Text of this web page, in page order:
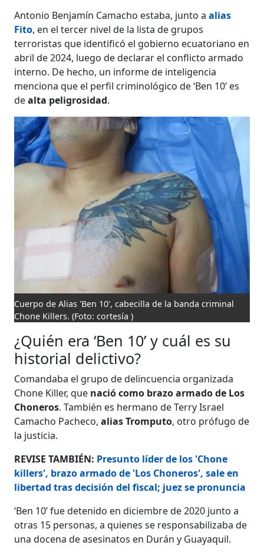
Antonio Benjamín Camacho estaba, junto a alias
Fito, en el tercer nivel de la lista de grupos
terroristas que identificó el gobierno ecuatoriano en
abril de 2024, luego de declarar el conflicto armado
interno. De hecho, un informe de inteligencia
menciona que el perfil criminológico de ‘Ben 10’ es
dealta peligrosidad.
Cuerpo de Alias 'Ben 10', cabecilla de la banda criminal
Chone Killers.(Foto: cortesía )
¿Quién era ‘Ben 10’ y cuál es su
historial delictivo?
Comandaba el grupo de delincuencia organizada
Chone Killer, que nació como brazo armado de Los
Choneros. También es hermano de Terry Israel
Camacho Pacheco,alias Tromputo, otro prófugo de
la justicia.
REVISE TAMBIÉN: Presunto líder de los 'Chone
killers', brazo armado de 'Los Choneros', sale en
libertad tras decisión del fiscal; juez se pronuncia
‘Ben 10’ fue detenido en diciembre de 2020 junto a
otras 15 personas, a quienes se responsabilizaba de
una docena de asesinatos en Durán y Guayaquil.